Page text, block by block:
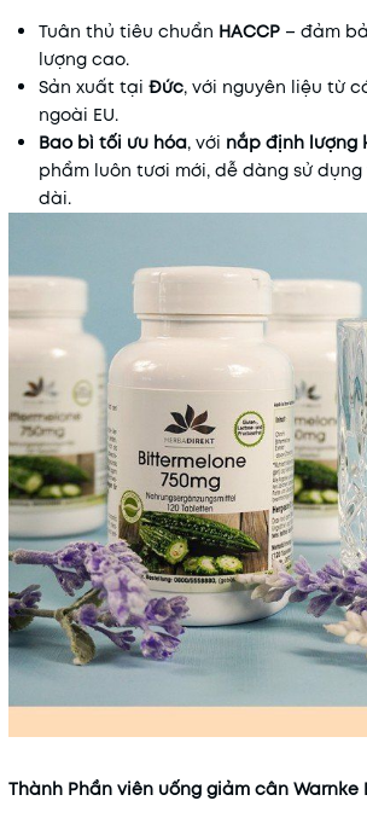
Tuân thủ tiêu chuẩn HACCP – đảm
lượng cao.
Sản xuất tại Đức, với nguyên liệu từ
ngoài EU.
Bao bì tối ưu hóa, với nắp định lượng
phẩm luôn tươi mới, dễ dàng sử
dài.
Thành Phần viên uống giảm cân Warnke